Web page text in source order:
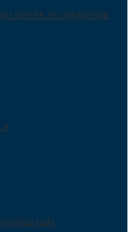
ZA UKRAJINSKE
rada